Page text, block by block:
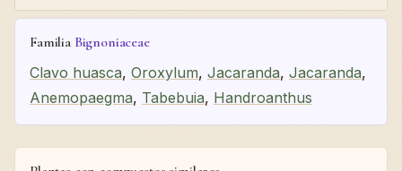
Familia Bignoniaceae
Clavo huasca, Oroxylum, Jacaranda, Jacaranda,
Anemopaegma, Tabebuia, Handroanthus